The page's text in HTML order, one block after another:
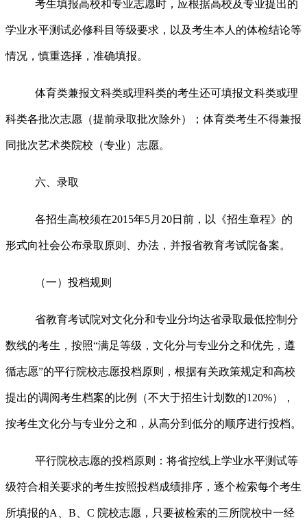
考生填报高校和专业志愿时，应根据高校及专业提出的
学业水平测试必修科目等级要求，以及考生本人的体检结论等
情况，慎重选择，准确填报。
体育类兼报文科类或理科类的考生还可填报文科类或理
科类各批次志愿（提前录取批次除外）；体育类考生不得兼报
同批次艺术类院校（专业）志愿。
六、录取
各招生高校须在2015年5月 20日前，以《招生章程》的
形式向社会公布录取原则、办法，并报省教育考试院备案。
（一）投档规则
省教育考试院对文化分和专业分均达省录取最低控制分
数线的考生， 按照“满足等级， 文化分与专业分之和优先，遵
循志愿”的平行院校志愿投档原则， 根据有关政策规定和高校
提出的调阅考生档案的比例（不大于招生计划数的120%），
按考生文化分与专业分之和， 从高分到低分的顺序进行投档。
平行院校志愿的投档原则：将省控线上学业水平测试等
级符合相关要求的考生按照投档成绩排序，逐个检索每个考生
所填报的A、 B、 C 院校志愿，只要被检索的三所院校中一经